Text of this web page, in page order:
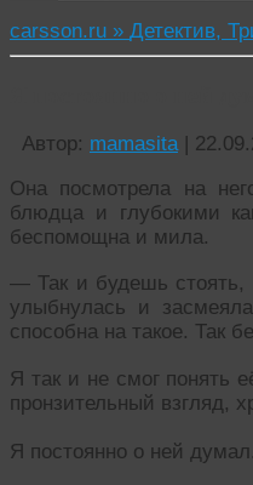
carsson.ru » Детектив,
Автор: mamasita |
Она посмотрела на
блюдца и глубокими
беспомощна и мила.
— Так и будешь
улыбнулась и
способна на такое. Так
Я так и не смог понять
пронзительный взгляд,
Я постоянно о ней думал.